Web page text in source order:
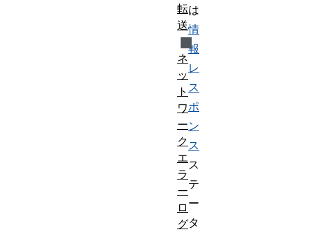
は
情
報
レ
ス
ポ
ン
ス
ス
テ
ー
タ
転
送
ネ
ッ
ト
ワ
ー
ク
エ
ラ
ー
ロ
グ